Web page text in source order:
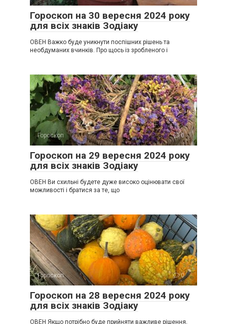
Гороскоп на 30 вересня 2024 року
для всіх знаків Зодіаку
ОВЕН Важко буде уникнути поспішних рішень та
необдуманих вчинків. Про щось із зробленого і
Гороскоп 0
Гороскоп на 29 вересня 2024 року
для всіх знаків Зодіаку
ОВЕН Ви схильні будете дуже високо оцінювати свої
можливості і братися за те, що
Гороскоп 0
Гороскоп на 28 вересня 2024 року
для всіх знаків Зодіаку
ОВЕН Якщо потрібно буде прийняти важливе рішення,